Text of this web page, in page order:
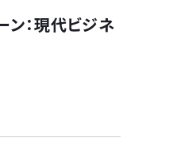
：現代ビジネ